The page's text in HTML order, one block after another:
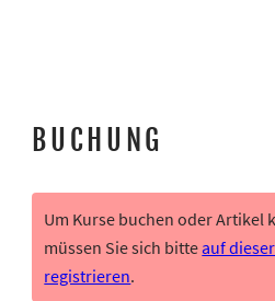
BUCHUNG
Um Kurse buchen oder Artikel
müssen Sie sich bitteauf
registrieren.